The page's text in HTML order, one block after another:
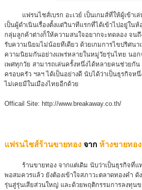
แฟรนไชส์เบรก อะเวย์ เป็นเกมส์ที่ให้ผู้เข้าเล่
เป็นผู้ดำเนินเรื่องตั้งแต่วินาทีแรกที่ได้เข้าไปอยู่ใ
กลุ่มลูกค้าต่างก็ให้ความสนใจอยากจะทดลอง จน
รับความนิยมไม่น้อยทีเดียว ด้วยเกมการไขปริศน
ความนิยมกันอย่างแพร่หลายในหมู่วัยรุ่นไทย นอ
เพศทุกวัย สามารถเล่นครั้งหนึ่งได้หลายคนช่วยกั
ครอบครัว ฯลฯ ได้เป็นอย่างดี นับได้ว่าเป็นธุรกิจ
ไม่เคยมีในเมืองไทยอีกด้วย
Officail Site: http://www.breakaway.co.th/
แฟรนไชส์ร้านขายทอง จาก ห้างขายทอ
ร้านขายทอง จากแต่เดิม นับว่าเป็นธุรกิจที่แทบ
พอสมควรแล้ว ยังต้องเข้าใจสภาวะตลาดทองคำ
รุ่นสู่รุ่นเสียส่วนใหญ่ และด้วยพฤติกรรมการลงทุน